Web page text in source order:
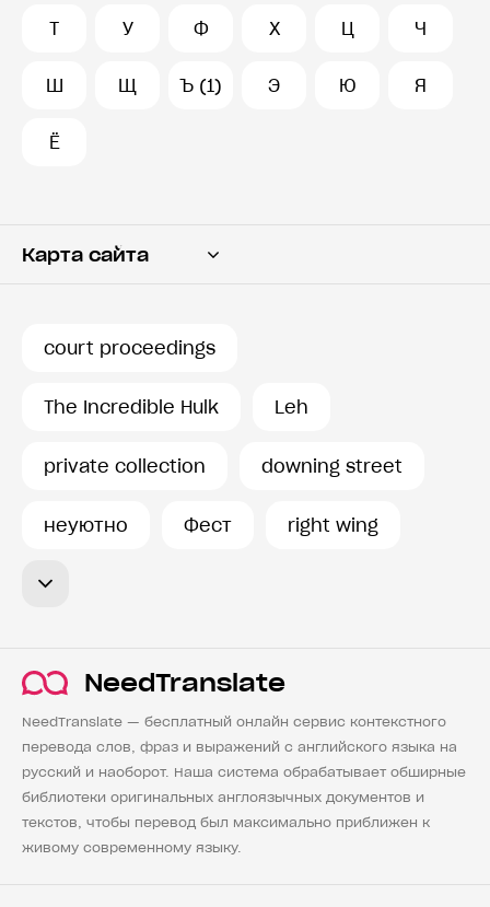
Т У Ф Х Ц Ч
Ш Щ Ъ (1) Э Ю Я
Ё
Карта сайта
court proceedings
The Incredible Hulk Leh
private collection downing street
неуютно Фест right wing
NeedTranslate
NeedTranslate — бесплатный онлайн сервис контекстного
перевода слов, фраз и выражений с английского языка на
русский и наоборот. Наша система обрабатывает обширные
библиотеки оригинальных англоязычных документов и
текстов, чтобы перевод был максимально приближен к
живому современному языку.